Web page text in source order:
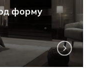
форму